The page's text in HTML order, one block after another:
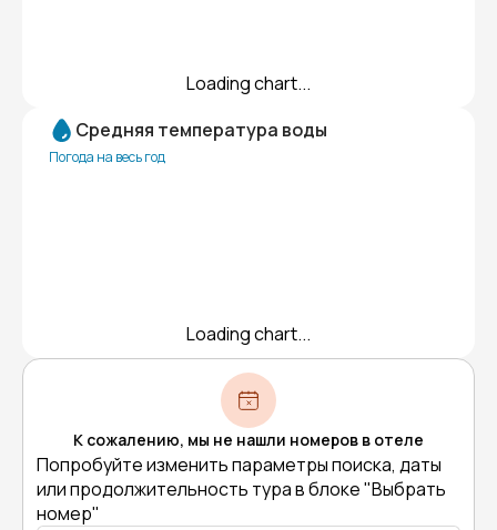
Loading chart...
Средняя температура воды
Погода на весь год
Loading chart...
К сожалению, мы не нашли номеров в отеле
Попробуйте изменить параметры поиска, даты
или продолжительность тура в блоке "Выбрать
номер"